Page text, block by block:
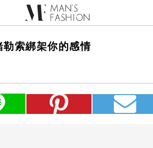
索綁架你的感情